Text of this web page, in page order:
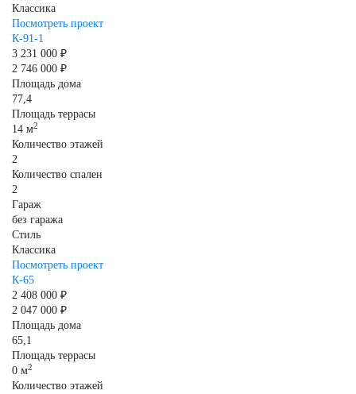
Классика
Посмотреть проект
К-91-1
3 231 000 ₽
2 746 000 ₽
Площадь дома
77,4
Площадь террасы
14 м2
Количество этажей
2
Количество спален
2
Гараж
без гаража
Стиль
Классика
Посмотреть проект
К-65
2 408 000 ₽
2 047 000 ₽
Площадь дома
65,1
Площадь террасы
0 м2
Количество этажей